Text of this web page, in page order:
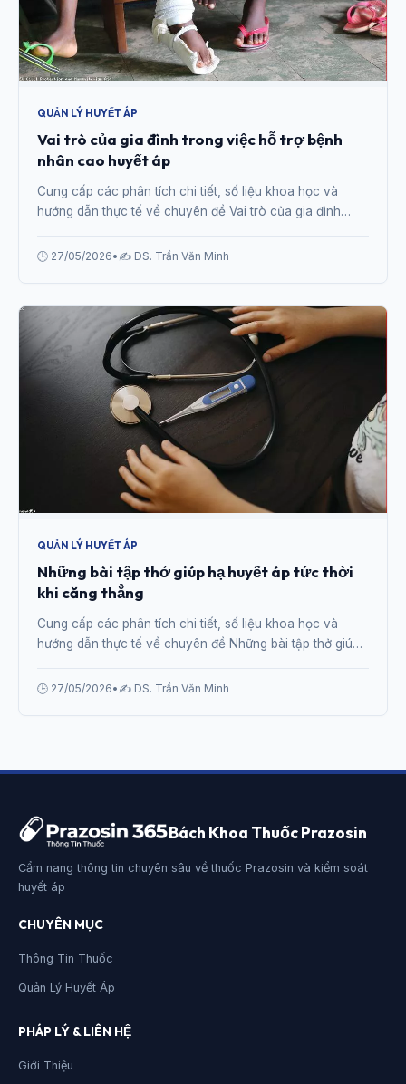
QUẢN LÝ HUYẾT ÁP
Vai trò của gia đình trong việc hỗ trợ bệnh
nhân cao huyết áp
Cung cấp các phân tích chi tiết, số liệu khoa học và
hướng dẫn thực tế về chuyên đề Vai trò của gia đình
🕒 27/05/2026• ✍️ DS. Trần Văn Minh
QUẢN LÝ HUYẾT ÁP
Những bài tập thở giúp hạ huyết áp tức thời
khi căng thẳng
Cung cấp các phân tích chi tiết, số liệu khoa học và
hướng dẫn thực tế về chuyên đề Những bài tập thở giúp
🕒 27/05/2026• ✍️ DS. Trần Văn Minh
Bách Khoa Thuốc Prazosin
Cẩm nang thông tin chuyên sâu về thuốc Prazosin và kiểm soát
huyết áp
CHUYÊN MỤC
Thông Tin Thuốc
Quản Lý Huyết Áp
PHÁP LÝ & LIÊN HỆ
Giới Thiệu